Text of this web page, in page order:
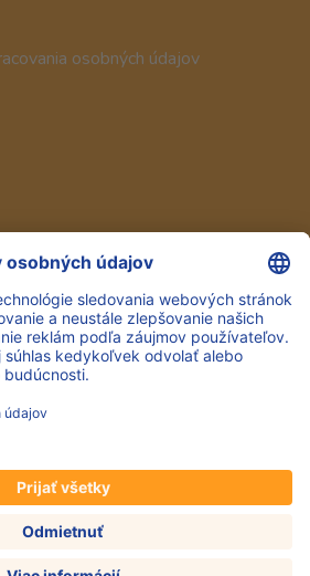
osobných údajov